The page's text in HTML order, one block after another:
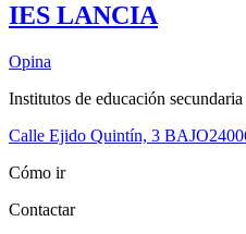
IES LANCIA
Opina
Institutos de educación secundaria
Calle Ejido Quintín, 3 BAJO
Cómo ir
Contactar